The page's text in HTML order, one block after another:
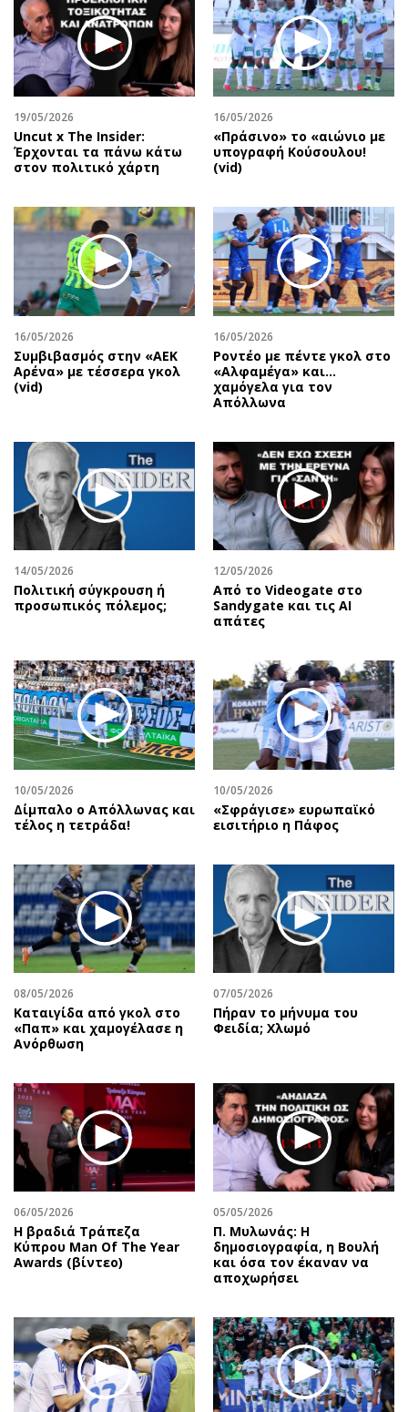
19/05/2026
Uncut x The Insider:
Έρχονται τα πάνω κάτω
στον πολιτικό χάρτη
16/05/2026
«Πράσινο» το «αιώνιο με
υπογραφή Κούσουλου!
(vid)
16/05/2026
Συμβιβασμός στην «ΑΕΚ
Αρένα» με τέσσερα γκολ
(vid)
16/05/2026
Ροντέο με πέντε γκολ στο
«Αλφαμέγα» και…
χαμόγελα για τον
Απόλλωνα
14/05/2026
Πολιτική σύγκρουση ή
προσωπικός πόλεμος;
12/05/2026
Από το Videogate στο
Sandygate και τις AI
απάτες
10/05/2026
Δίμπαλο ο Απόλλωνας και
τέλος η τετράδα!
10/05/2026
«Σφράγισε» ευρωπαϊκό
εισιτήριο η Πάφος
08/05/2026
Καταιγίδα από γκολ στο
«Παπ» και χαμογέλασε η
Ανόρθωση
07/05/2026
Πήραν το μήνυμα του
Φειδία; Χλωμό
06/05/2026
Η βραδιά Τράπεζα
Κύπρου Man Of The Year
Awards (βίντεο)
05/05/2026
Π. Μυλωνάς: Η
δημοσιογραφία, η Βουλή
και όσα τον έκαναν να
αποχωρήσει